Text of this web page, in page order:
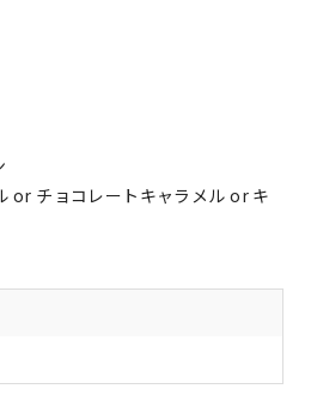
or チョコレートキャラメル or キ